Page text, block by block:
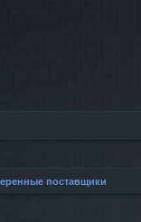
поставщики